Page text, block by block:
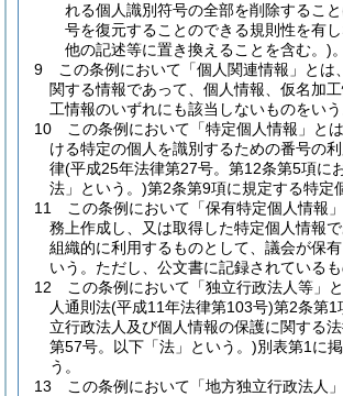
れる個人識別符号の全部を削除すること
号を復元することのできる規則性を有
他の記述等に置き換えることを含む。)。
9
この条例において「個人関連情報」とは
関する情報であって、個人情報、仮名加
工情報のいずれにも該当しないものをいう
10
この条例において「特定個人情報」と
ける特定の個人を識別するための番号の
律(平成25年法律第27号。第12条第5項に
法」という。)第2条第9項に規定する特定
11
この条例において「保有特定個人情報
務上作成し、又は取得した特定個人情報
組織的に利用するものとして、議会が保
いう。 ただし、公文書に記録されているも
12
この条例において「独立行政法人等」
人通則法(平成11年法律第103号)第2条第1
立行政法人及び個人情報の保護に関する
第57号。以下「法」という。)別表第1に
う。
13
この条例において「地方独立行政法人